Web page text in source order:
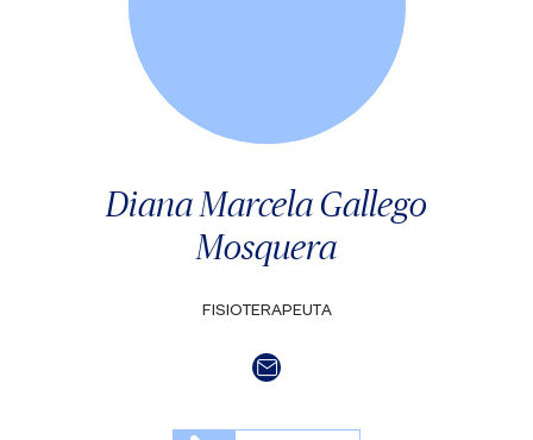
Diana Marcela Gallego
Mosquera
FISIOTERAPEUTA